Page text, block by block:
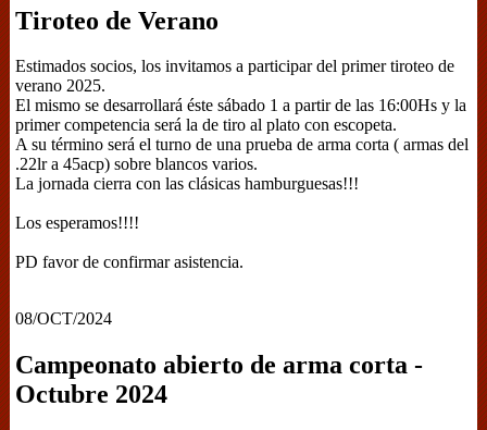
Tiroteo de Verano
Estimados socios, los invitamos a participar del primer tiroteo de
verano 2025.
El mismo se desarrollará éste sábado 1 a partir de las 16:00Hs y la
primer competencia será la de tiro al plato con escopeta.
A su término será el turno de una prueba de arma corta ( armas del
.22lr a 45acp) sobre blancos varios.
La jornada cierra con las clásicas hamburguesas!!!
Los esperamos!!!!
PD favor de confirmar asistencia.
08/OCT/2024
Campeonato abierto de arma corta -
Octubre 2024